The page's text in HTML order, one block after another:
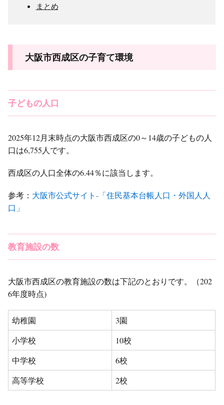
まとめ
大阪市西成区の子育て環境
子どもの人口
2025年12月末時点の大阪市西成区の0～14歳の子どもの人
口は6,755人です。
西成区の人口全体の6.44％に該当します。
参考： 大阪市公式サイト-「住民基本台帳人口・外国人人
口」
教育施設の数
大阪市西成区の教育施設の数は下記のとおりです。（202
6年度時点)
幼稚園
3園
小学校
10校
中学校
6校
高等学校
2校